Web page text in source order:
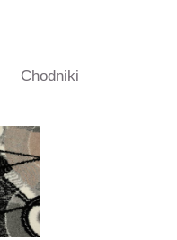
Chodniki